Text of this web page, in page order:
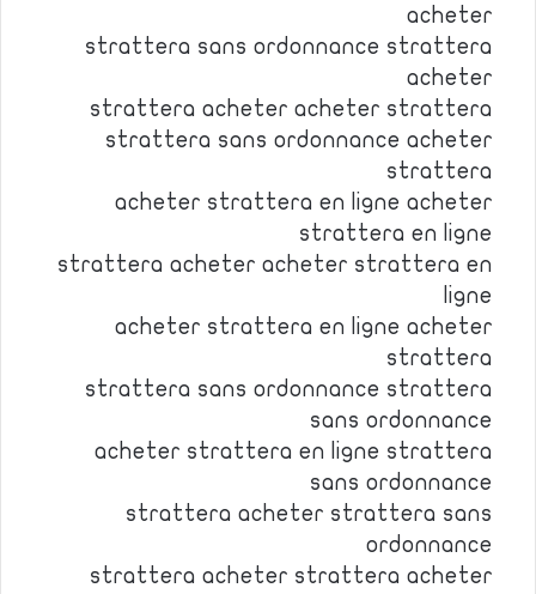
acheter
strattera sans ordonnance strattera
acheter
strattera acheter acheter strattera
strattera sans ordonnance acheter
strattera
acheter strattera en ligne acheter
strattera en ligne
strattera acheter acheter strattera en
ligne
acheter strattera en ligne acheter
strattera
strattera sans ordonnance strattera
sans ordonnance
acheter strattera en ligne strattera
sans ordonnance
strattera acheter strattera sans
ordonnance
strattera acheter strattera acheter